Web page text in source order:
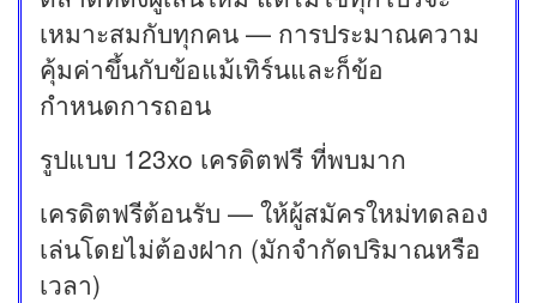
เหมาะสมกับทุกคน — การประมาณความ
คุ้มค่าขึ้นกับข้อแม้เทิร์นและก็ข้อ
กำหนดการถอน
รูปแบบ 123xo เครดิตฟรี ที่พบมาก
เครดิตฟรีต้อนรับ — ให้ผู้สมัครใหม่ทดลอง
เล่นโดยไม่ต้องฝาก (มักจำกัดปริมาณหรือ
เวลา)